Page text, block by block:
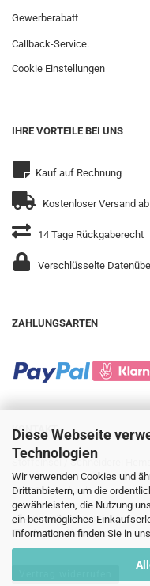
Diese Webseite
Technologien
Wir verwenden Cookies und
Drittanbietern, um die
gewährleisten, die Nutzung
ein bestmögliches
Informationen finden Sie in
Gewerberabatt
Callback-Service.
Cookie Einstellungen
IHRE VORTEILE BEI UNS
Kauf auf Rechnung
Kostenloser Versand
14 Tage Rückgaberecht
Verschlüsselte
ZAHLUNGSARTEN
KONTAKT
Stoffeinsel / Schneiderei
Gleiwitzer Str. 14
69502 Hemsbach
+49 6201 8735035
info@stoffeinsel.de